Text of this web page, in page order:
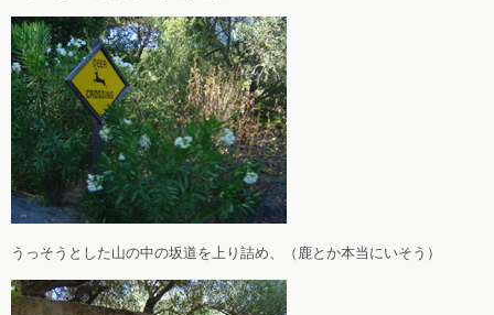
うっそうとした山の中の坂道を上り詰め、（鹿とか本当にいそう）